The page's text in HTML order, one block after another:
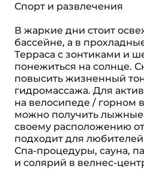
Спорт и развлечения
В жаркие дни стоит
бассейне, а в
Терраса с зонтиками и
понежиться на солнце.
повысить жизненный
гидромассажа. Для
на велосипеде / горном
можно получить лыжные
своему расположению
подходит для
Спа-процедуры, сауна,
и солярий в велнес-